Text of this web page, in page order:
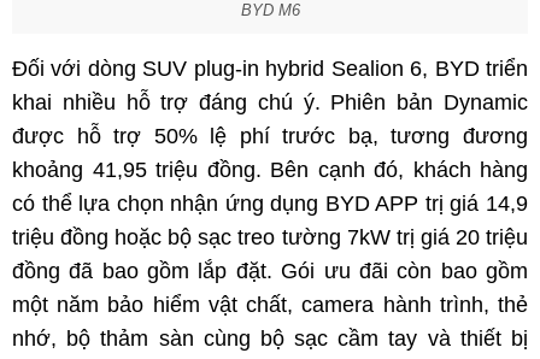
BYD M6
Đối với dòng SUV plug-in hybrid Sealion 6, BYD triển
khai nhiều hỗ trợ đáng chú ý. Phiên bản Dynamic
được hỗ trợ 50% lệ phí trước bạ, tương đương
khoảng 41,95 triệu đồng. Bên cạnh đó, khách hàng
có thể lựa chọn nhận ứng dụng BYD APP trị giá 14,9
triệu đồng hoặc bộ sạc treo tường 7kW trị giá 20 triệu
đồng đã bao gồm lắp đặt. Gói ưu đãi còn bao gồm
một năm bảo hiểm vật chất, camera hành trình, thẻ
nhớ, bộ thảm sàn cùng bộ sạc cầm tay và thiết bị